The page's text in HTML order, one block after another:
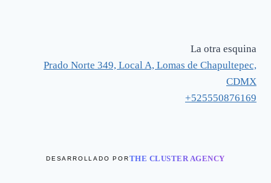
La otra esquina
Prado Norte 349, Local A, Lomas de Chapultepec,
CDMX
+525550876169
DESARROLLADO PORTHE CLUSTER AGENCY